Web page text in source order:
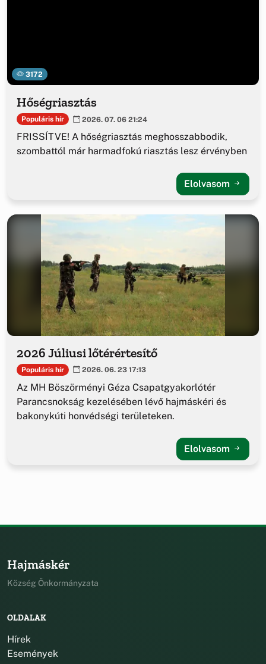
3172
Hőségriasztás
Populáris hír 2026. 07. 06 21:24
FRISSÍTVE! A hőségriasztás meghosszabbodik,
szombattól már harmadfokú riasztás lesz érvényben
Elolvasom
2026 Júliusi lőtérértesítő
Populáris hír 2026. 06. 23 17:13
Az MH Böszörményi Géza Csapatgyakorlótér
Parancsnokság kezelésében lévő hajmáskéri és
bakonykúti honvédségi területeken.
Elolvasom
Hajmáskér
Község Önkormányzata
OLDALAK
Hírek
Események